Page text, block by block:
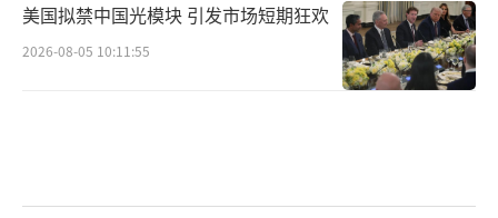
美国拟禁中国光模块 引发市场短期狂欢
2026-08-05 10:11:55